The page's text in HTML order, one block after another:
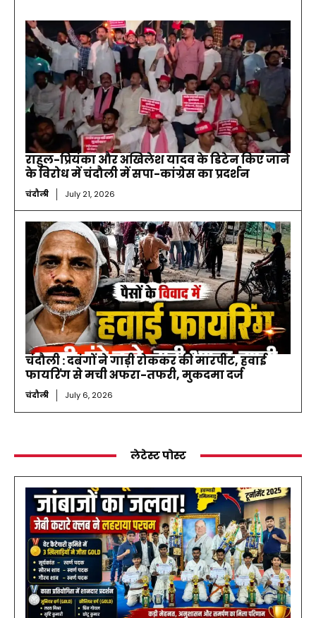
राहुल-प्रियंका और अखिलेश यादव के डिटेन किए जाने
के विरोध में चंदौली में सपा-कांग्रेस का प्रदर्शन
चंदौली July 21, 2026
चंदौली : दबंगों ने गाड़ी रोककर की मारपीट, हवाई
फायरिंग से मची अफरा-तफरी, मुकदमा दर्ज
चंदौली July 6, 2026
लेटेस्ट पोस्ट